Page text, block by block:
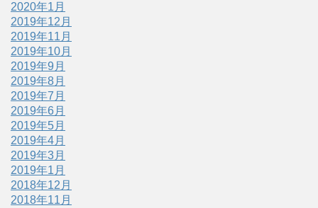
2020年1月
2019年12月
2019年11月
2019年10月
2019年9月
2019年8月
2019年7月
2019年6月
2019年5月
2019年4月
2019年3月
2019年1月
2018年12月
2018年11月